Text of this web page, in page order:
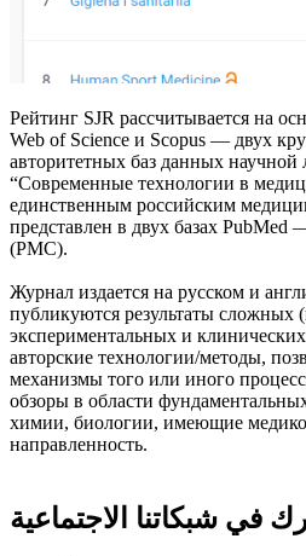
Рейтинг SJR рассчитывается на
Web of Science и Scopus — двух
авторитетных баз данных научной
“Современные технологии в
единственным российским
представлен в двух базах
(PMC).
Журнал издается на русском и
публикуются результаты сложных
экспериментальных и
авторские технологии/методы,
механизмы того или иного
обзоры в области
химии, биологии, имеющие
направленность.
في شبكاتنا الاجتماعية